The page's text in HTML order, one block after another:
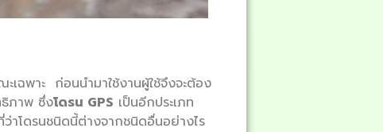
เฉพาะ ก่อนนำมาใช้งานผู้ใช้จึงจะต้อง
ธิภาพ ซึ่งโดรน GPS เป็นอีกประเภท
ว่าโดรนชนิดนี้ต่างจากชนิดอื่นอย่างไร